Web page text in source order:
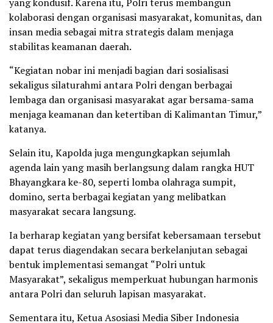
yang kondusif. Karena itu, Polri terus membangun
kolaborasi dengan organisasi masyarakat, komunitas, dan
insan media sebagai mitra strategis dalam menjaga
stabilitas keamanan daerah.
“Kegiatan nobar ini menjadi bagian dari sosialisasi
sekaligus silaturahmi antara Polri dengan berbagai
lembaga dan organisasi masyarakat agar bersama-sama
menjaga keamanan dan ketertiban di Kalimantan Timur,”
katanya.
Selain itu, Kapolda juga mengungkapkan sejumlah
agenda lain yang masih berlangsung dalam rangka HUT
Bhayangkara ke-80, seperti lomba olahraga sumpit,
domino, serta berbagai kegiatan yang melibatkan
masyarakat secara langsung.
Ia berharap kegiatan yang bersifat kebersamaan tersebut
dapat terus diagendakan secara berkelanjutan sebagai
bentuk implementasi semangat “Polri untuk
Masyarakat”, sekaligus memperkuat hubungan harmonis
antara Polri dan seluruh lapisan masyarakat.
Sementara itu, Ketua Asosiasi Media Siber Indonesia